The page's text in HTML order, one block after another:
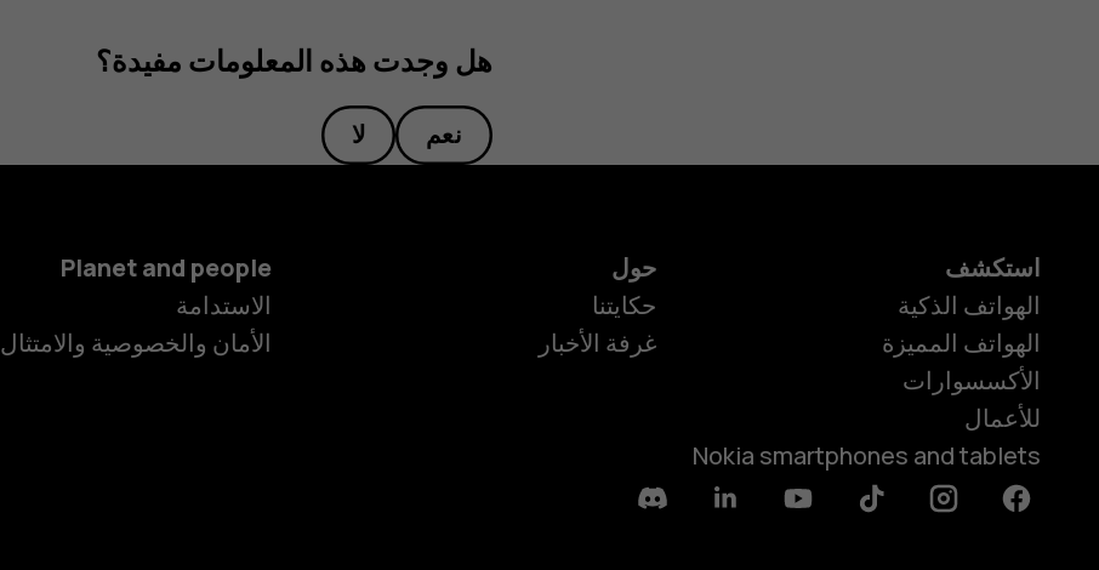
الهواتف الذكية
هل وجدت هذه المعلومات مفيدة؟
نعم لا
استكشف
الهواتف الذكية
الهواتف المميزة
الأكسسوارات
للأعمال
Nokia smartphones and tablets
حول
حكايتنا
غرفة الأخبار
Planet and people
الاستدامة
الأمان والخصوصية والامتثال
Facebook
Instagram
Tiktok
Youtube
Linkedin
Discord